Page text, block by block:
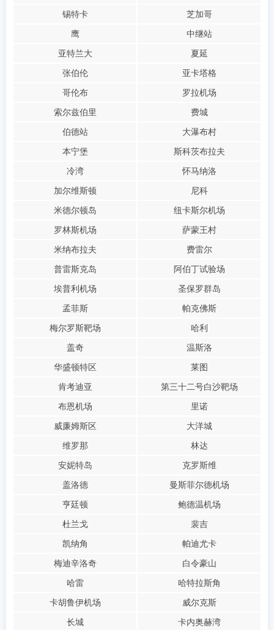
锡特卡
芝加哥
鹰
中继站
亚特兰大
夏延
张伯伦
亚卡塔格
哥伦布
罗拉机场
索尔兹伯里
费城
伯德站
大瀑布村
本宁堡
斯科茨布拉夫
冷湾
怀马纳洛
加尔维斯顿
尼科
米德尔顿岛
纽卡斯尔机场
罗林斯机场
萨蒙王村
米纳布拉夫
费雷尔
普雷斯克岛
阿伯丁试验场
埃普利机场
圣保罗群岛
孟菲斯
帕克佛斯
梅尔罗斯靶场
哈利
盖奇
温斯洛
华盛顿特区
莱图
肯考迪亚
第三十二号白沙靶场
布恩机场
里诺
威廉姆斯区
大洋城
维罗那
林达
安妮特岛
克罗斯维
盖洛德
曼斯菲尔德机场
亨廷顿
鲍德温机场
杜兰戈
裴吉
凯纳角
帕迪尤卡
梅迪辛洛奇
白令豪山
哈雷
哈特拉斯角
卡胡鲁伊机场
威尔克斯
长城
卡内奥赫湾